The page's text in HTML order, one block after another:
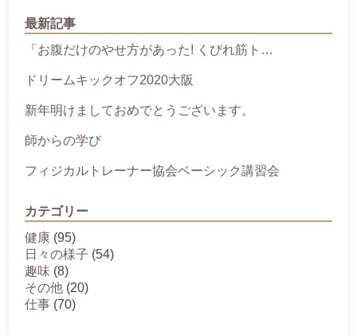
最新記事
「お腹だけのやせ方があった! くびれ筋ト…
ドリームキックオフ2020大阪
新年明けましておめでとうございます。
師からの学び
フィジカルトレーナー協会ベーシック講習会
カテゴリー
健康 (95)
日々の様子 (54)
趣味 (8)
その他 (20)
仕事 (70)